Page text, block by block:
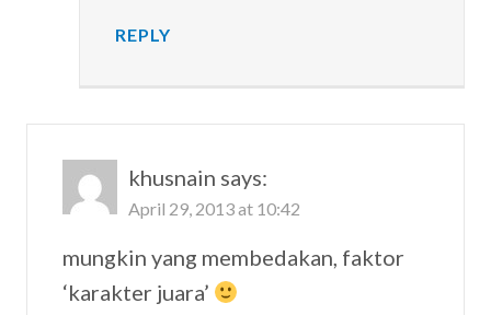
REPLY
khusnain says:
April 29, 2013 at 10:42
mungkin yang membedakan, faktor
‘karakter juara’